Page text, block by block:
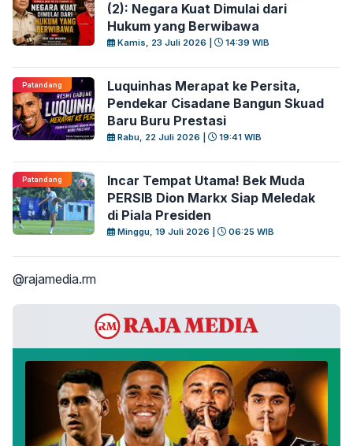
(2): Negara Kuat Dimulai dari
Hukum yang Berwibawa
Kamis, 23 Juli 2026 | 14:39 WIB
Patandang
Luquinhas Merapat ke Persita,
Pendekar Cisadane Bangun Skuad
Baru Buru Prestasi
Rabu, 22 Juli 2026 | 19:41 WIB
Patandang
Incar Tempat Utama! Bek Muda
PERSIB Dion Markx Siap Meledak
di Piala Presiden
Minggu, 19 Juli 2026 | 06:25 WIB
@rajamedia.rm